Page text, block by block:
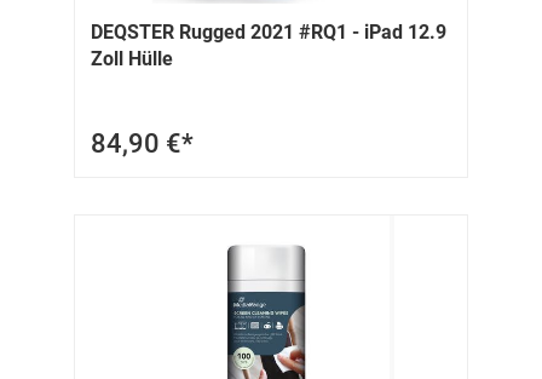
DEQSTER Rugged 2021 #RQ1 - iPad 12.9
Zoll Hülle
84,90 €*